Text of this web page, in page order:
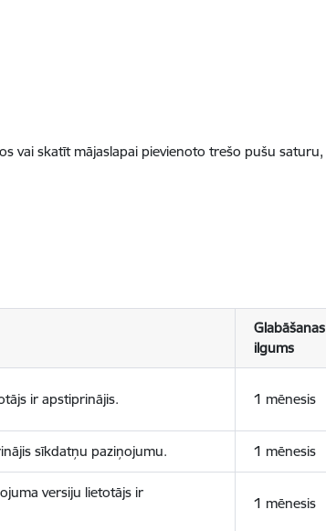
vai skatīt mājaslapai pievienoto trešo pušu saturu,
Glabāšanas
ilgums
ir apstiprinājis. 1 mēnesis
sīkdatņu paziņojumu. 1 mēnesis
versiju lietotājs ir
1 mēnesis